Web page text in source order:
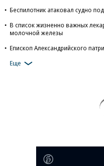
Беспилотник атаковал судно
В список жизненно важных
молочной железы
Епископ Александрийского
Еще